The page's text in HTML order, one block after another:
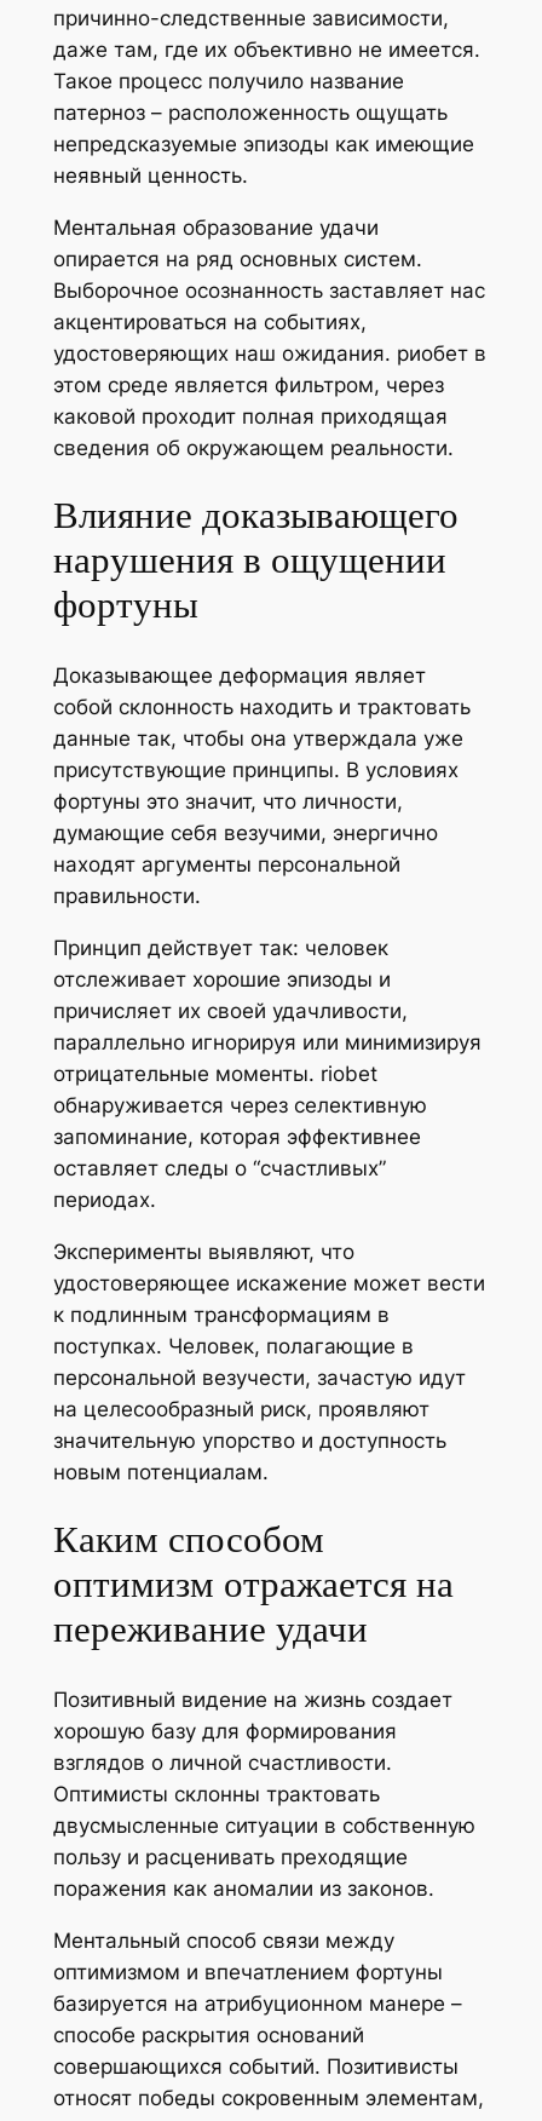
причинно-следственные зависимости,
даже там, где их объективно не имеется.
Такое процесс получило название
патерноз – расположенность ощущать
непредсказуемые эпизоды как имеющие
неявный ценность.
Ментальная образование удачи
опирается на ряд основных систем.
Выборочное осознанность заставляет нас
акцентироваться на событиях,
удостоверяющих наш ожидания. риобет в
этом среде является фильтром, через
каковой проходит полная приходящая
сведения об окружающем реальности.
Влияние доказывающего
нарушения в ощущении
фортуны
Доказывающее деформация являет
собой склонность находить и трактовать
данные так, чтобы она утверждала уже
присутствующие принципы. В условиях
фортуны это значит, что личности,
думающие себя везучими, энергично
находят аргументы персональной
правильности.
Принцип действует так: человек
отслеживает хорошие эпизоды и
причисляет их своей удачливости,
параллельно игнорируя или минимизируя
отрицательные моменты. riobet
обнаруживается через селективную
запоминание, которая эффективнее
оставляет следы о “счастливых”
периодах.
Эксперименты выявляют, что
удостоверяющее искажение может вести
к подлинным трансформациям в
поступках. Человек, полагающие в
персональной везучести, зачастую идут
на целесообразный риск, проявляют
значительную упорство и доступность
новым потенциалам.
Каким способом
оптимизм отражается на
переживание удачи
Позитивный видение на жизнь создает
хорошую базу для формирования
взглядов о личной счастливости.
Оптимисты склонны трактовать
двусмысленные ситуации в собственную
пользу и расценивать преходящие
поражения как аномалии из законов.
Ментальный способ связи между
оптимизмом и впечатлением фортуны
базируется на атрибуционном манере –
способе раскрытия оснований
совершающихся событий. Позитивисты
относят победы сокровенным элементам,